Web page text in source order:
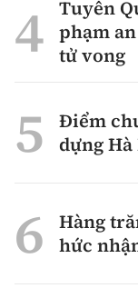
Tuyên
phạm
tử vong
Điểm
dựng Hà
Hàng
hức